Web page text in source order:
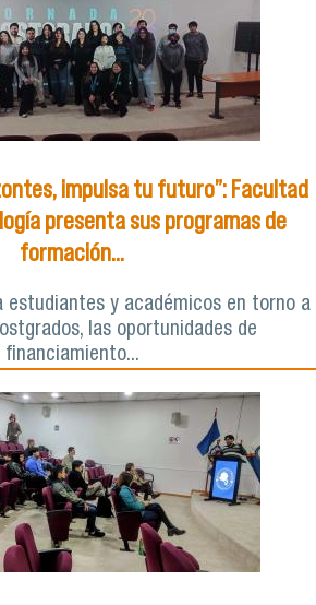
impulsa tu futuro”: Facultad
presenta sus programas de
formación...
estudiantes y académicos en torno a
las oportunidades de
financiamiento...